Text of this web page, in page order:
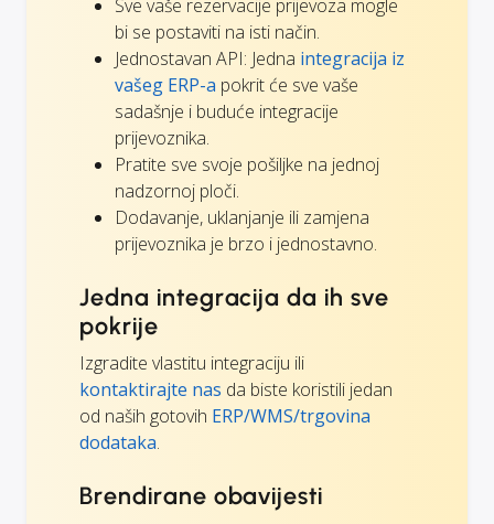
Sve vaše rezervacije prijevoza mogle
bi se postaviti na isti način.
Jednostavan API: Jedna integracija iz
vašeg ERP-a pokrit će sve vaše
sadašnje i buduće integracije
prijevoznika.
Pratite sve svoje pošiljke na jednoj
nadzornoj ploči.
Dodavanje, uklanjanje ili zamjena
prijevoznika je brzo i jednostavno.
Jedna integracija da ih sve
pokrije
Izgradite vlastitu integraciju ili
kontaktirajte nas da biste koristili jedan
od naših gotovih ERP/WMS/trgovina
dodataka.
Brendirane obavijesti